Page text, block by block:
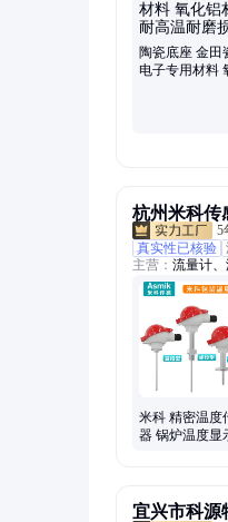
陶瓷底座 金田
电子专用材料
杭州米科传
5
真实性已核验
主营： 流量计
度传感器、超
线浊度仪、多
计、超声波流
米科 精密温度
器 锅炉温度显
宜兴市科源